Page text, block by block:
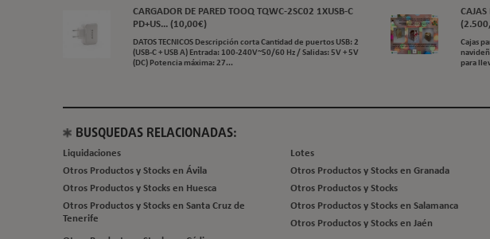
CARGADOR DE PARED TOOQ TQWC-2SC02 1XUSB-C
PD+US... (10,00€)
DATOS TECNICOS Descripción corta Cantidad de puertos USB: 2
(USB-C + USB A) Entrada: 100-240V~50/60 Hz / Salidas: 5V + 5V
(DC) Potencia máxima: 27...
CAJAS
Cajas
para
BUSQUEDAS RELACIONADAS:
Liquidaciones Lotes
Otros Productos y Stocks en Ávila
Otros Productos y Stocks en Granada
Otros Productos y Stocks en Huesca
Otros Productos y Stocks
Otros Productos y Stocks en Santa Cruz de
Tenerife
Otros Productos y Stocks en Salamanca
Otros Productos y Stocks en Jaén